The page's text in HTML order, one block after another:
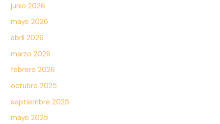
junio 2026
mayo 2026
abril 2026
marzo 2026
febrero 2026
octubre 2025
septiembre 2025
mayo 2025